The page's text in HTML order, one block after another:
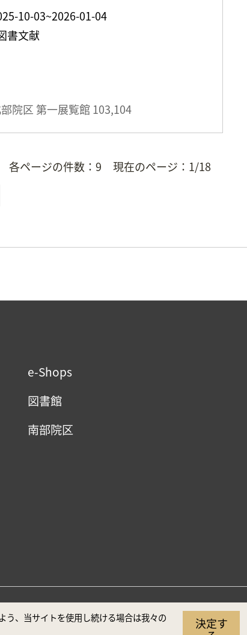
、当サイトを使用し続ける場合は我々の
決定す
10-03~2026-01-04
書文献
院区 第一展覧館 103,104
各ページの件数： 9 現在のページ： 1/18
e-Shops
図書館
南部院区
解像度1920×1080）